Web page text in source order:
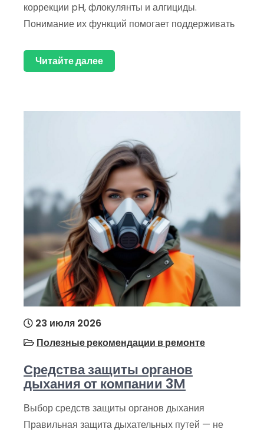
коррекции pH, флокулянты и алгициды.
Понимание их функций помогает поддерживать
Читайте далее
23 июля 2026
Полезные рекомендации в ремонте
Средства защиты органов
дыхания от компании 3M
Выбор средств защиты органов дыхания
Правильная защита дыхательных путей — не